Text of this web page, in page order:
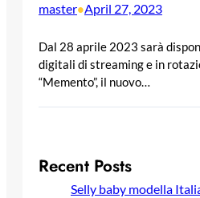
master•April 27, 2023
Dal 28 aprile 2023 sarà
digitali di streaming e in
“Memento”, il nuovo…
Recent Posts
Selly baby modella